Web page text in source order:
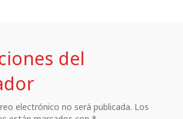
del
electrónico no será publicada. Los